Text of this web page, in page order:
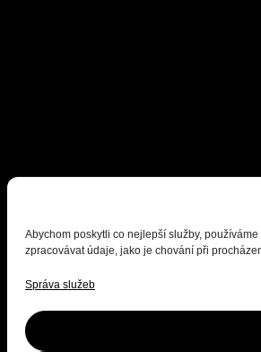
Abychom poskytli co nejlepší služby,
zpracovávat údaje, jako je chování při
Správa služeb